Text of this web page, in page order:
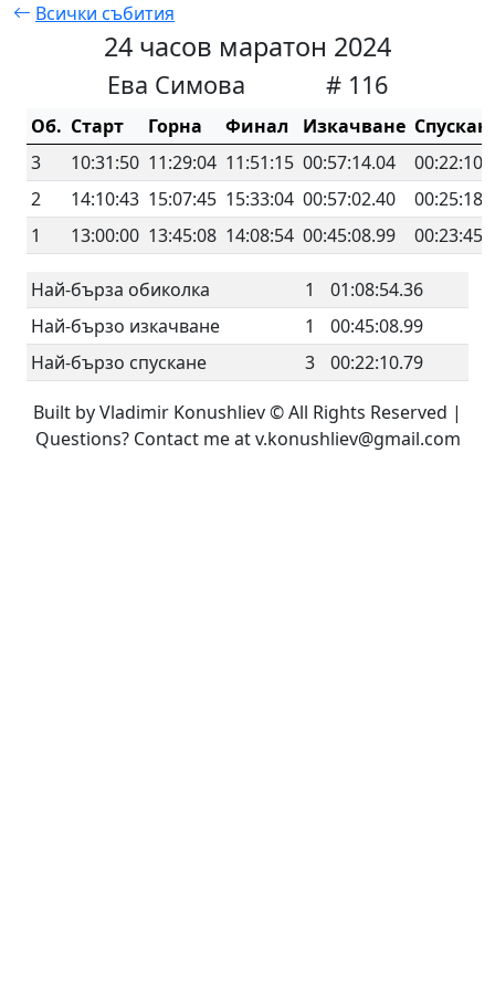
Всички събития
24 часов маратон 2024
Ева Симова # 116
Об. Старт Горна Финал Изкачване
3
10:31:50 11:29:04 11:51:15 00:57:14.04
2
14:10:43 15:07:45 15:33:04 00:57:02.40
1
13:00:00 13:45:08 14:08:54 00:45:08.99
Най-бърза обиколка 1
01:08:54.36
Най-бързо изкачване
1
00:45:08.99
Най-бързо спускане
3 00:22:10.79
Built by Vladimir Konushliev © All Rights Reserved |
Questions? Contact me at v.konushliev@gmail.com